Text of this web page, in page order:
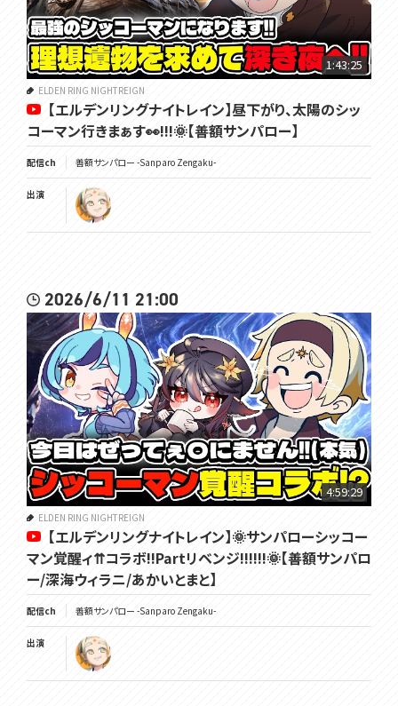
今日やるエルデンリングナイトレインのページ👇
https://store.steampowered.com/app/2622380/ELDEN_RING_NI
GHTREIGN/
━━━━━━━━━━━━━━━━━━━━━━━━━━━━━
━━━━━━
🌞笑顔になるTwitter☟
https://twitter.com/Sanparo_Z
🌞チャンネル登録と高評価を...押せェーーーｯ☟
https://www.youtube.com/@UCIEBSYfCdoSwkeWu9Odhkgg
🌞VOMS公式HP☟
https://voms.net/
━━━━━━━━━━━━━━━━━━━━━━━━━━━━━
━━━━━━
覚悟を決めろ🌞
#太曜ロードショー #voms_project #エルデンリングナイトレイン
1:43:25
ELDEN RING NIGHTREIGN
【エルデンリングナイトレイン】昼下がり、太陽のシッ
コーマン行きまぁす👀!!!🌞【善額サンパロー】
配信ch 善額サンパロー -Sanparo Zengaku-
出演
2026/6/11 21:00
4:59:29
ELDEN RING NIGHTREIGN
【エルデンリングナイトレイン】🌞サンパローシッコー
マン覚醒ィ⇈コラボ!!Partリベンジ!!!!!!🌞【善額サンパロ
ー/深海ウィラニ/あかいとまと】
配信ch 善額サンパロー -Sanparo Zengaku-
出演